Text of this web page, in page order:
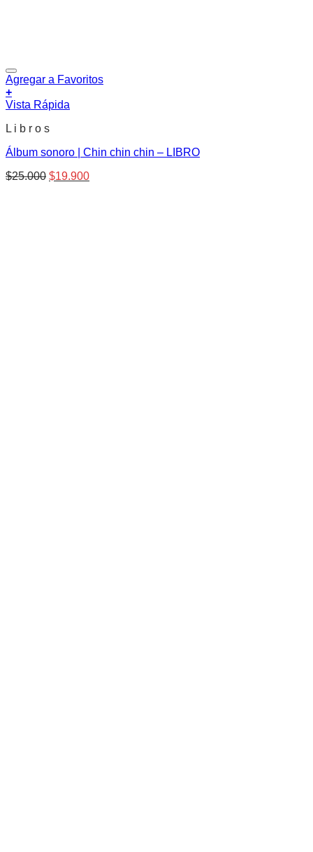
Agregar a Favoritos
+
Vista Rápida
L i b r o s
Álbum sonoro | Chin chin chin – LIBRO
$25.000 El
$19.900El